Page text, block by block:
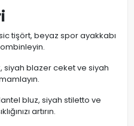
tişört, beyaz spor ayakkabı
siyah blazer ceket ve siyah
bluz, siyah stiletto ve
artırın.